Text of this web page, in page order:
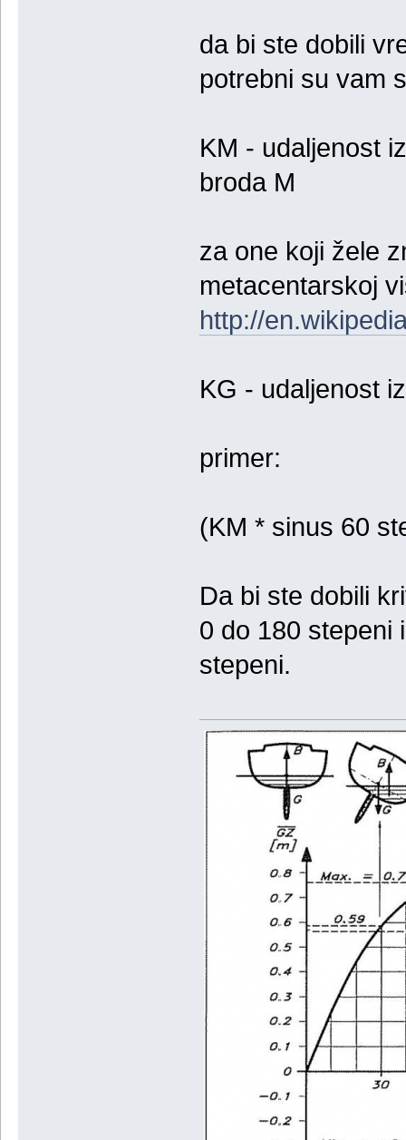
da bi ste dobili
potrebni su vam
KM - udaljenost
broda M
za one koji žele
metacentarskoj
http://
KG - udaljenost
primer:
(KM * sinus 60
Da bi ste dobili
0 do 180 stepeni
stepeni.